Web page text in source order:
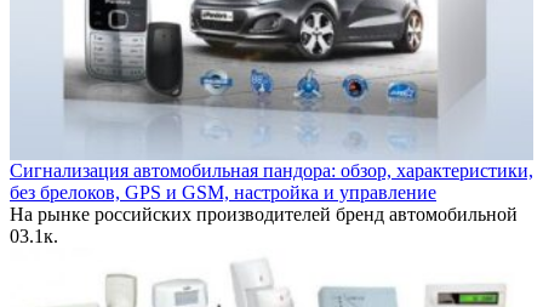
Сигнализация автомобильная пандора: обзор, характеристики,
без брелоков, GPS и GSM, настройка и управление
На рынке российских производителей бренд автомобильной
03.1к.